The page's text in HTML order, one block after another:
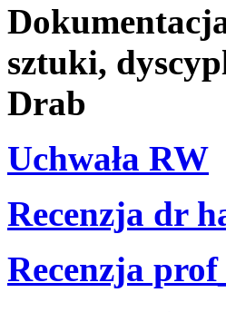
sztuki,
Drab
Uchwała RW
Recenzja dr
Recenzja